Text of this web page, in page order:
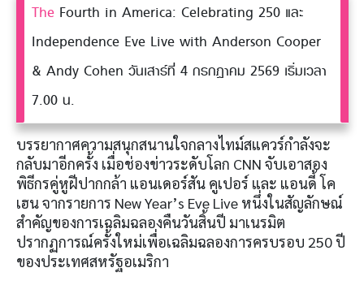
The Fourth in America: Celebrating 250 และ
Independence Eve Live with Anderson Cooper
& Andy Cohen วันเสาร์ที่ 4 กรกฎาคม 2569 เริ่มเวลา
7.00 น.
บรรยากาศความสนุกสนานใจกลางไทม์สแควร์กำลังจะ
กลับมาอีกครั้ง เมื่อช่องข่าวระดับโลก CNN จับเอาสอง
พิธีกรคู่หูฝีปากกล้า แอนเดอร์สัน คูเปอร์ และ แอนดี้ โค
เฮน จากรายการ New Year’s Eve Live หนึ่งในสัญลักษณ์
สำคัญของการเฉลิมฉลองคืนวันสิ้นปี มาเนรมิต
ปรากฏการณ์ครั้งใหม่เพื่อเฉลิมฉลองการครบรอบ 250 ปี
ของประเทศสหรัฐอเมริกา